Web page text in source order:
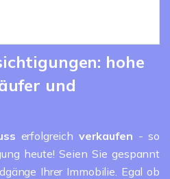
hohe
und
erfolgreich verkaufen - so
heute! Seien Sie gespannt
Ihrer Immobilie. Egal ob